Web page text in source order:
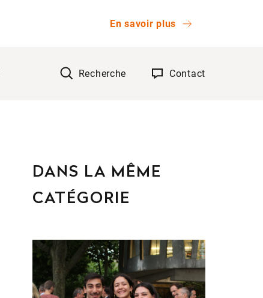
En savoir plus
Recherche Contact
DANS LA MÊME
CATÉGORIE